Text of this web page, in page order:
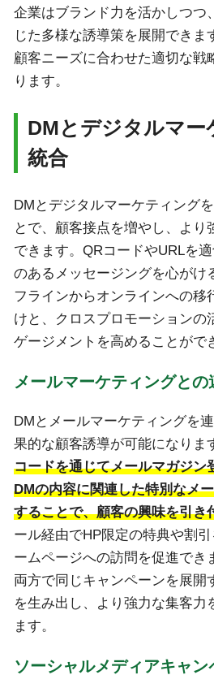
企業はブランド力を活かしつつ
じた多様な誘導策を展開できま
顧客ニーズに合わせた適切な戦
ります。
DMとデジタルマー
統合
DMとデジタルマーケティング
とで、顧客接点を増やし、より
できます。QRコードやURLを
のあるメッセージングを心がけ
フラインからオンラインへの移
けと、クロスプロモーションの
ゲージメントを高めることがで
メールマーケティングとの
DMとメールマーケティングを
果的な顧客誘導が可能になりま
コードを通じてメールマガジン
DMの内容に関連した特別なメ
することで、顧客の興味を引き
ール経由でHP限定の特典や割
ームページへの訪問を促進でき
両方で同じキャンペーンを展開
を生み出し、より強力な集客力
ます。
ソーシャルメディアキャ